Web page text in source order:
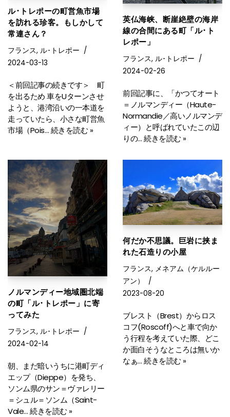
ル･トレポーの町営魚市場
を訪れる珍客。もしかして
常連さん？
フランス, ル･トレポー
2024-03-13
＜前回記事の続きです＞ 町
を出るため 車をUターンさせ
ようと、港湾沿いの一本道を
走っていたら、小さな町営魚
市場（Pois…続きを読む »
英仏海峡、断崖絶壁の海岸
線の合間にある町「ル･ト
レポー」
フランス, ル･トレポー
2024-02-26
前回記事に、「かつてオート
＝ノルマンディー（Haute-
Normandie／高いノルマンデ
ィー）と呼ばれていたこの辺
りの…続きを読む »
ノルマンディー地域圏北端
の町「ル･トレポー」に寄
ってみた
フランス, ル･トレポー
2024-02-14
朝、まだ暗いうちに港町ディ
エップ（Dieppe）を発ち、
ソンム県のサン＝ヴァレリー
＝シュル＝ソンム（Saint-
Vale…続きを読む »
何だか不思議。巨岩に挟ま
れた石造りの小屋
フランス, メネアム（ケルルー
アン）
2023-08-20
ブレスト（Brest）からロス
コフ(Roscoff)へと車で向か
う行程を考えていた際、どこ
か面白そうなところは無いか
なぁ…続きを読む »